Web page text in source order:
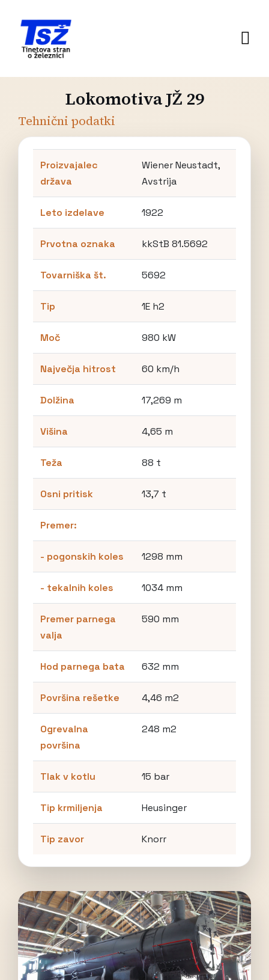
Lokomotiva JŽ 29
Tehnični podatki
Proizvajalec
država
Wiener Neustadt,
Avstrija
Leto izdelave 1922
Prvotna oznaka kkStB 81.5692
Tovarniška št. 5692
Tip 1E h2
Moč 980 kW
Največja hitrost 60 km/h
Dolžina 17,269 m
Višina 4,65 m
Teža 88 t
Osni pritisk 13,7 t
Premer:
- pogonskih koles 1298 mm
- tekalnih koles 1034 mm
Premer parnega
valja
590 mm
Hod parnega bata 632 mm
Površina rešetke 4,46 m2
Ogrevalna
površina
248 m2
Tlak v kotlu 15 bar
Tip krmiljenja Heusinger
Tip zavor Knorr